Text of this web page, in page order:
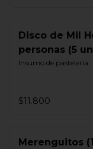
Disco de Mil
personas (5
Insumo de pastelería
$11.800
Merenguitos